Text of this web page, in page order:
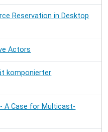
Reservation in Desktop
Actors
komponierter
A Case for Multicast-